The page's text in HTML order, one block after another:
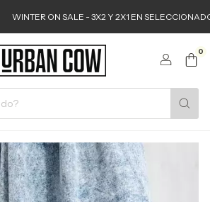
WINTER ON SALE - 3X2 Y 2X1 EN SELECCIONADOS
0